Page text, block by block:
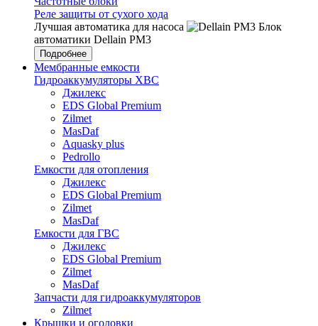
Реле защиты от сухого хода
Лучшая автоматика для насоса
Блок
автоматики Dellain PM3
Подробнее
Мембранные емкости
Гидроаккумуляторы ХВС
Джилекс
EDS Global Premium
Zilmet
MasDaf
Aquasky plus
Pedrollo
Емкости для отопления
Джилекс
EDS Global Premium
Zilmet
MasDaf
Емкости для ГВС
Джилекс
EDS Global Premium
Zilmet
MasDaf
Запчасти для гидроаккумуляторов
Zilmet
Крышки и оголовки